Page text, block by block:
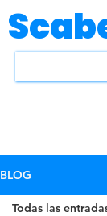
BLOG
Todas las